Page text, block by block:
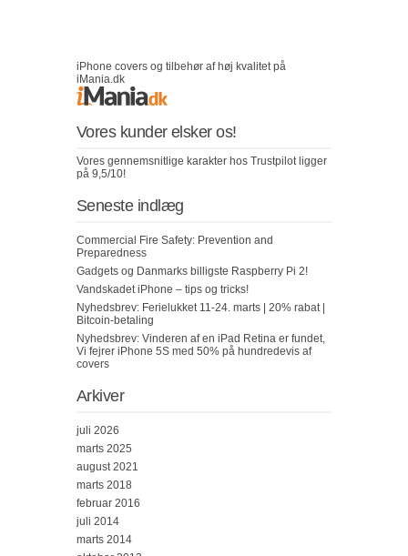
iPhone covers og tilbehør af høj kvalitet på
iMania.dk
Vores kunder elsker os!
Vores gennemsnitlige karakter hos Trustpilot ligger
på 9,5/10!
Seneste indlæg
Commercial Fire Safety: Prevention and
Preparedness
Gadgets og Danmarks billigste Raspberry Pi 2!
Vandskadet iPhone – tips og tricks!
Nyhedsbrev: Ferielukket 11-24. marts | 20% rabat |
Bitcoin-betaling
Nyhedsbrev: Vinderen af en iPad Retina er fundet,
Vi fejrer iPhone 5S med 50% på hundredevis af
covers
Arkiver
juli 2026
marts 2025
august 2021
marts 2018
februar 2016
juli 2014
marts 2014